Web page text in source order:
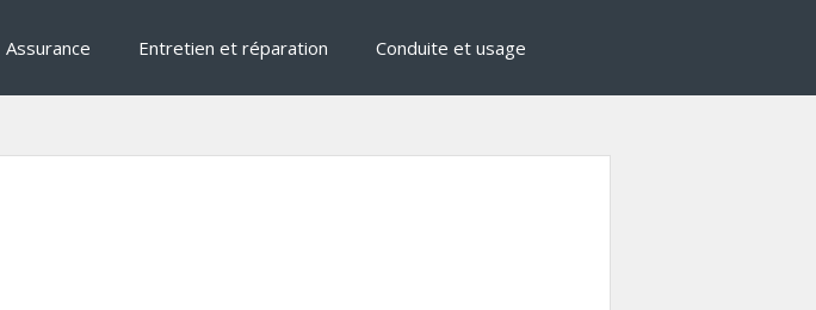
Assurance Entretien et réparation Conduite et usage